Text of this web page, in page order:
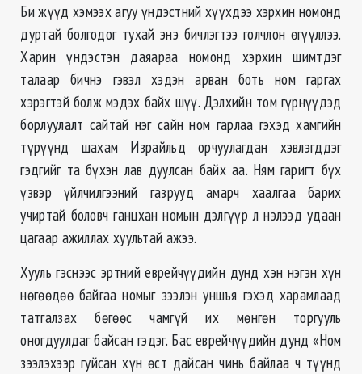
Би жүүд хэмээх агуу үндэстний хүүхдээ хэрхин номонд
дуртай болгодог тухай энэ бичлэгтээ голчлон өгүүллээ.
Харин үндэстэн даяараа номонд хэрхин шимтдэг
талаар бичнэ гэвэл хэдэн арван боть ном гаргах
хэрэгтэй болж мэдэх байх шүү. Дэлхийн том гүрнүүдэд
борлуулалт сайтай нэг сайн ном гарлаа гэхэд хамгийн
түрүүнд шахам Израйльд орчуулагдан хэвлэгддэг
гэдгийг та бүхэн лав дуулсан байх аа. Ням гаригт бүх
үзвэр үйлчилгээний газрууд амарч хаалгаа барих
учиртай боловч ганцхан номын дэлгүүр л нэлээд удаан
цагаар ажиллах хуультай ажээ.
Хууль гэснээс эртний еврейчүүдийн дунд хэн нэгэн хүн
нөгөөдөө байгаа номыг зээлэн уншъя гэхэд харамлаад
татгалзах бөгөөс чамгүй их мөнгөн торгууль
оногдуулдаг байсан гэдэг. Бас еврейчүүдийн дунд «Ном
зээлэхээр гуйсан хүн өст дайсан чинь байлаа ч түүнд